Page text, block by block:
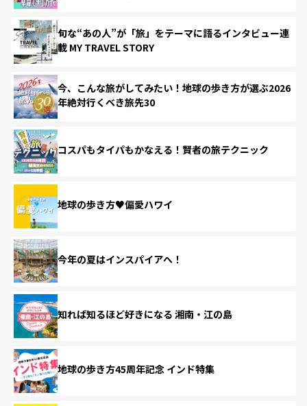
旬な“あの人”が「旅」をテーマに語るインタビュー連
載 MY TRAVEL STORY
今、こんな旅がしてみたい！地球の歩き方が選ぶ2026
年絶対行くべき旅先30
コスパもタイパもかなえる！賢者の旅テクニック
地球の歩き方♥偏愛ハワイ
今年の夏はインスパイアへ！
知れば知るほど好きになる 湘南・江の島
地球の歩き方45周年記念 インド特集